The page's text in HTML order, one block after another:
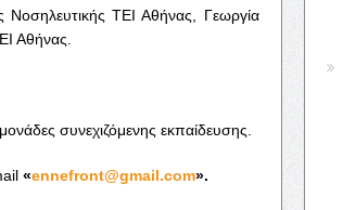
ΤΕΙ Αθήνας, Γεωργία
Αθήνας.
συνεχιζόμενης εκπαίδευσης.
«ennefront@gmail.com».